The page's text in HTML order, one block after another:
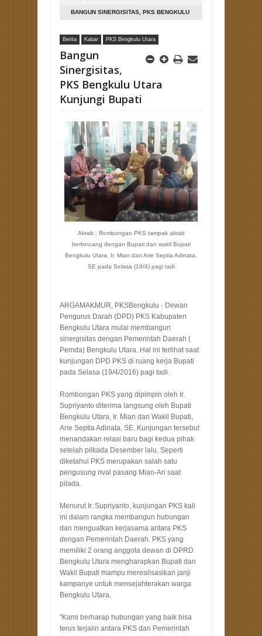
BANGUN SINERGISITAS, PKS BENGKULU
Berita Kabar PKS Bengkulu Utara
Bangun
Sinergisitas,
PKS Bengkulu Utara
Kunjungi Bupati
Akrab : Rombongan PKS tampak akrab
berbincang dengan Bupati dan wakil Bupati
Bengkulu Utara, Ir. Mian dan Arie Septia Adinata,
SE pada Selasa (19/4) pagi tadi
ARGAMAKMUR, PKSBengkulu - Dewan
Pengurus Darah (DPD) PKS Kabupaten
Bengkulu Utara mulai membangun
sinergisitas dengan Pemerintah Daerah (
Pemda) Bengkulu Utara. Hal ini terlihat saat
kunjungan DPD PKS di ruang kerja Bupati
pada Selasa (19/4/2016) pagi tadi.
Rombongan PKS yang dipimpin oleh Ir.
Supriyanto diterima langsung oleh Bupati
Bengkulu Utara, Ir. Mian dan Wakil Bupati,
Arie Septia Adinata, SE. Kunjungan tersebut
menandakan relasi baru bagi kedua pihak
setelah pilkada Desember lalu. Seperti
diketahui PKS merupakan salah satu
pengusung rival pasang Mian-Ari saat
pilada.
Menurut Ir. Supriyanto, kunjungan PKS kali
ini dalam rangka membangun hubungan
dan menguatkan kerjasama antara PKS
dengan Pemerintah Daerah. PKS yang
memiliki 2 orang anggota dewan di DPRD
Bengkulu Utara mengharapkan Bupati dan
Wakil Bupati mampu merealisasikan janji
kampanye untuk mensejahterakan warga
Bengkulu Utara.
"Kami berharap hubungan yang baik bisa
terus terjalin antara PKS dan Pemerintah